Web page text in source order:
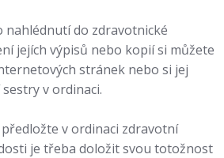
nahlédnutí do zdravotnické
jejích výpisů nebo kopií si můžete
stránek nebo si jej
v ordinaci.
v ordinaci zdravotní
je třeba doložit svou totožnost